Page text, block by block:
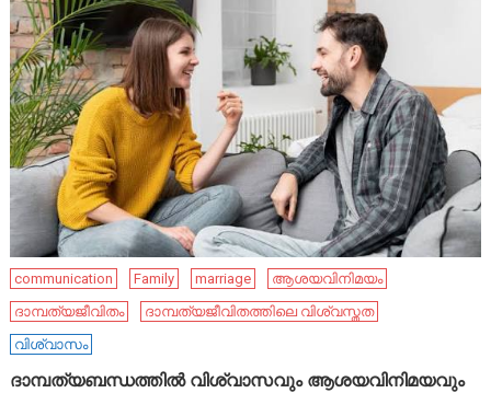
communication Family marriage
ആശയവിനിമയം
ദാമ്പത്യജീവിതം
ദാമ്പത്യജീവിതത്തിലെ വിശ്വസ്തത
വിശ്വാസം
ദാമ്പത്യബന്ധത്തിൽ വിശ്വാസവും ആശയവിനിമയവും